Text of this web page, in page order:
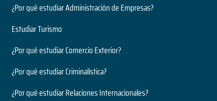
¿Por qué estudiar Administración de Empresas?
Estudiar Turismo
¿Por qué estudiar Comercio Exterior?
¿Por qué estudiar Criminalística?
¿Por qué estudiar Relaciones Internacionales?